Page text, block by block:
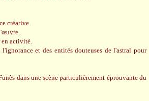
créative.
en activité.
et des entités douteuses de l'astral pour
dans une scène particulièrement éprouvante du